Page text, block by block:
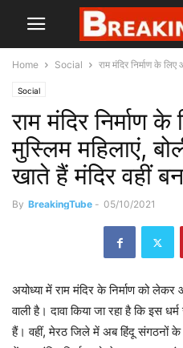
Home Social राम मंदिर निर्माण के
Social
राम मंदिर निर्माण
मुस्लिम महिलाएं,
खाते हैं मंदिर वहीं
By BreakingTube - 05/10/2021
अयोध्या में राम मंदिर के निर्माण को लेकर
वाली है। दावा किया जा रहा है कि इस
हैं। वहीं, मेरठ जिले में अब हिंदू संगठनों के